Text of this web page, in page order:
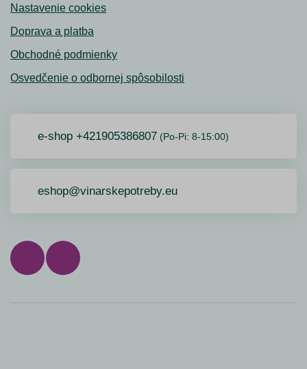
Nastavenie cookies
Doprava a platba
Obchodné podmienky
Osvedčenie o odbornej spôsobilosti
e-shop +421905386807 (Po-Pi: 8-15:00)
eshop@vinarskepotreby.eu